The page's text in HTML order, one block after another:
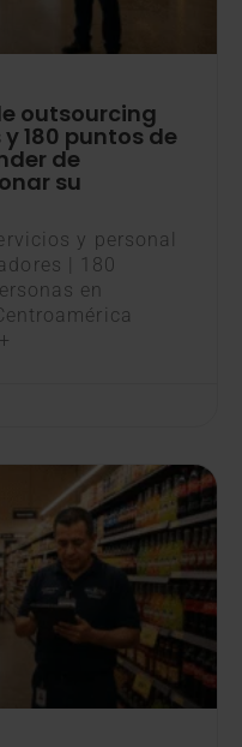
outsourcing
180 puntos de
de
su
y personal
| 180
en